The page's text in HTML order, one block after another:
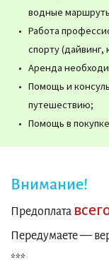
водные
Работа
спорту (дайвинг,
Аренда
Помощь и
путешествию;
Помощь в
Внимание!
Предоплата
Передумаете —
***